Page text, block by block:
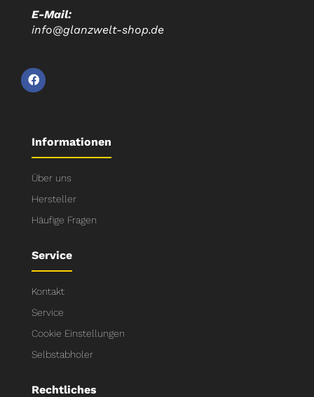
E-Mail:
info@glanzwelt-shop.de
Informationen
Über uns
Hersteller
Häufige Fragen
Service
Kontakt
Service
Cookie Einstellungen
Selbstabholer
Rechtliches